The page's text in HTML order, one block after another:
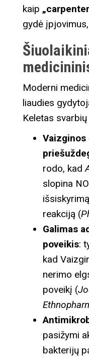
kaip
gydė
Moderni
liaudies
Keletas
rodo, kad
slopina
reakciją (
Galimas
poveikis:
kad
nerimo
poveikį (
pasižymi
bakterijų